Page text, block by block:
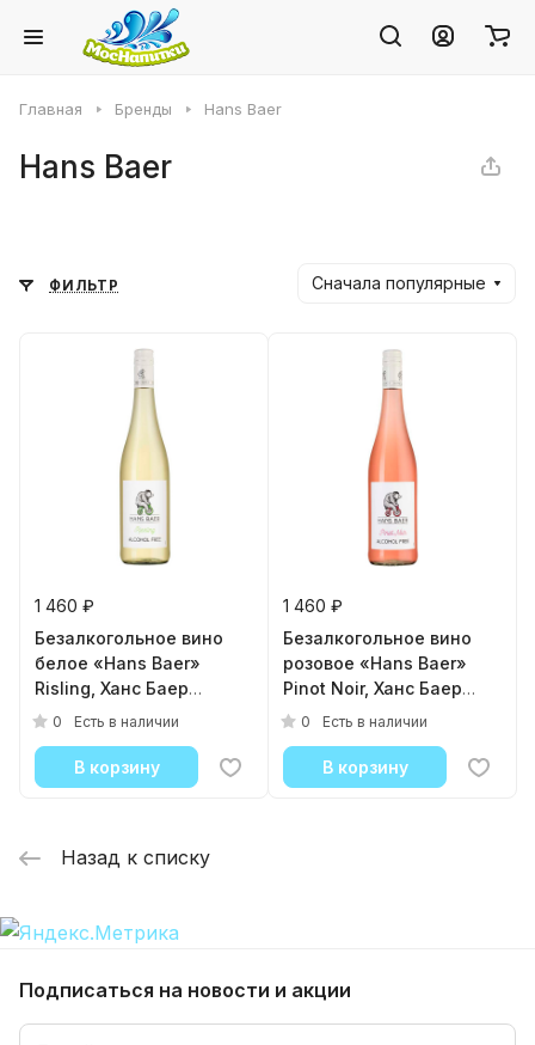
Главная Бренды Hans Baer
Hans Baer
ФИЛЬТР Сначала популярные
1 460 ₽
Безалкогольное вино
белое «Hans Baer»
Risling, Ханс Баер
Рислинг 0.75л, стекло
0 Есть в наличии
В корзину
1 460 ₽
Безалкогольное вино
розовое «Hans Baer»
Pinot Noir, Ханс Баер
Пино Нуар 0.75л, стекло
0 Есть в наличии
В корзину
Назад к списку
Подписаться на новости и акции